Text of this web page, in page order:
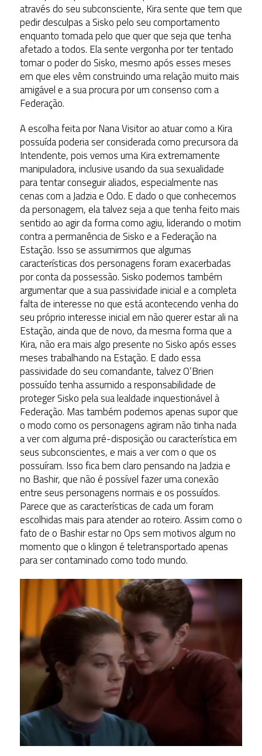
através do seu subconsciente, Kira sente que tem que
pedir desculpas a Sisko pelo seu comportamento
enquanto tomada pelo que quer que seja que tenha
afetado a todos. Ela sente vergonha por ter tentado
tomar o poder do Sisko, mesmo após esses meses
em que eles vêm construindo uma relação muito mais
amigável e a sua procura por um consenso com a
Federação.
A escolha feita por Nana Visitor ao atuar como a Kira
possuída poderia ser considerada como precursora da
Intendente, pois vemos uma Kira extremamente
manipuladora, inclusive usando da sua sexualidade
para tentar conseguir aliados, especialmente nas
cenas com a Jadzia e Odo. E dado o que conhecemos
da personagem, ela talvez seja a que tenha feito mais
sentido ao agir da forma como agiu, liderando o motim
contra a permanência de Sisko e a Federação na
Estação. Isso se assumirmos que algumas
características dos personagens foram exacerbadas
por conta da possessão. Sisko podemos também
argumentar que a sua passividade inicial e a completa
falta de interesse no que está acontecendo venha do
seu próprio interesse inicial em não querer estar ali na
Estação, ainda que de novo, da mesma forma que a
Kira, não era mais algo presente no Sisko após esses
meses trabalhando na Estação. E dado essa
passividade do seu comandante, talvez O’Brien
possuído tenha assumido a responsabilidade de
proteger Sisko pela sua lealdade inquestionável à
Federação. Mas também podemos apenas supor que
o modo como os personagens agiram não tinha nada
a ver com alguma pré-disposição ou característica em
seus subconscientes, e mais a ver com o que os
possuíram. Isso fica bem claro pensando na Jadzia e
no Bashir, que não é possível fazer uma conexão
entre seus personagens normais e os possuídos.
Parece que as características de cada um foram
escolhidas mais para atender ao roteiro. Assim como o
fato de o Bashir estar no Ops sem motivos algum no
momento que o klingon é teletransportado apenas
para ser contaminado como todo mundo.